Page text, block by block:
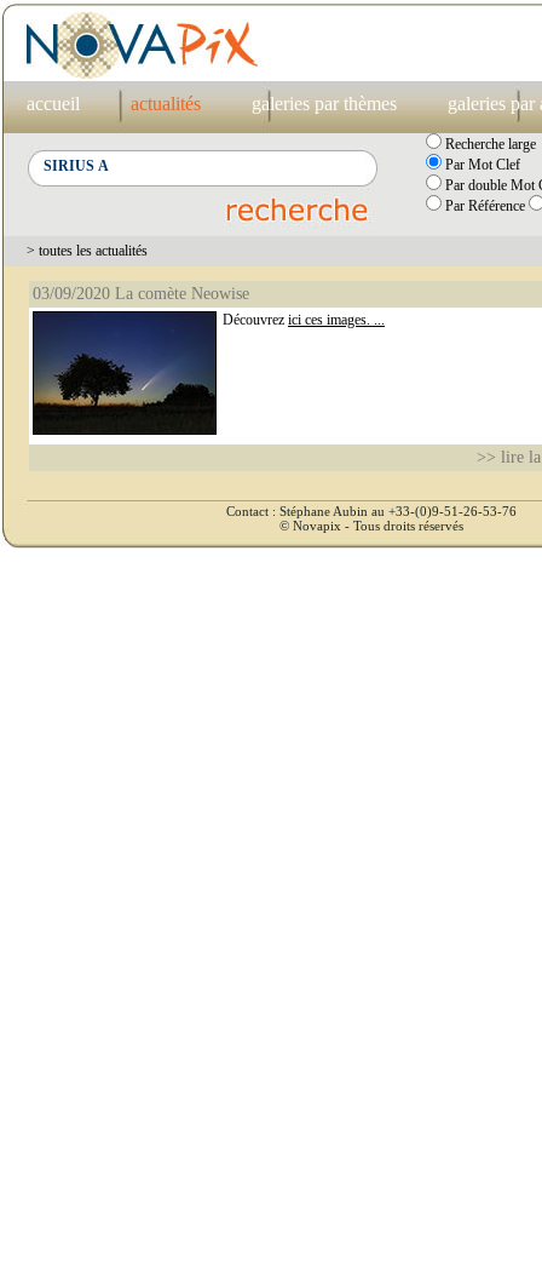
accueil actualités galeries par thèmes galeries par
Recherche large
Par Mot Clef
Par double Mot
Par Référence
> toutes les actualités
03/09/2020 La comète Neowise
Découvrez ici ces images. ...
>> lire
Contact : Stéphane Aubin au +33-(0)9-51-26-53-76
© Novapix - Tous droits réservés